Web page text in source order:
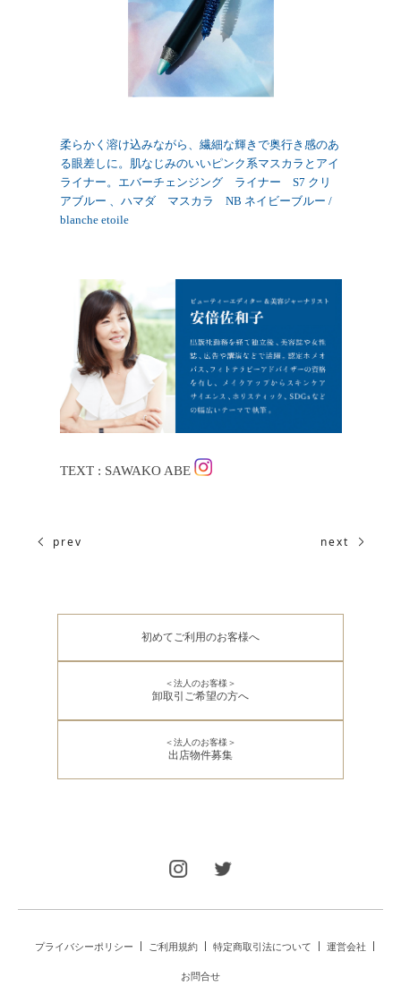
柔らかく溶け込みながら、繊細な輝きで奥行き感のあ
る眼差しに。肌なじみのいいピンク系マスカラとアイ
ライナー。エバーチェンジング ライナー S7 クリ
アブルー 、ハマダ マスカラ NB ネイビーブルー /
blanche etoile
TEXT : SAWAKO ABE
prev next
初めてご利用のお客様へ
＜法人のお客様＞
卸取引ご希望の方へ
＜法人のお客様＞
出店物件募集
プライバシーポリシー ご利用規約 特定商取引法について 運営会社
お問合せ